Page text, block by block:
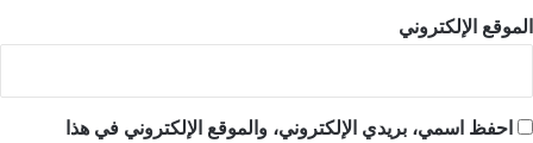
الموقع الإلكتروني
احفظ اسمي، بريدي الإلكتروني، والموقع الإلكتروني في هذا